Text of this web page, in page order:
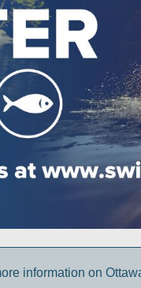
information on